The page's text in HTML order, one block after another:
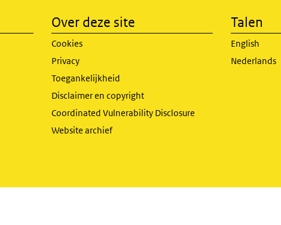
Over deze site
Cookies
Privacy
Toegankelijkheid
Disclaimer en copyright
Coordinated Vulnerability Disclosure
Website archief
Talen
English
Nederlands